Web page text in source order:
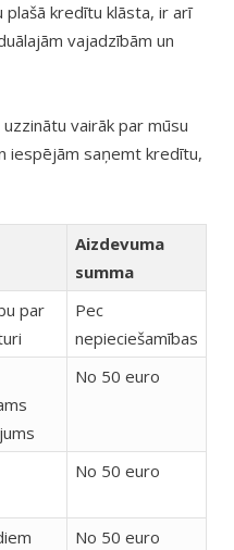
kredītu klāsta, ir arī
vajadzībām un
vairāk par mūsu
iespējām saņemt kredītu,
Aizdevuma
summa
par
Pec
nepieciešamības
No 50 euro
No 50 euro
No 50 euro